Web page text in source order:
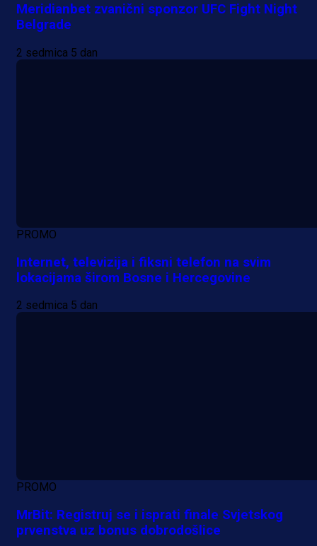
Meridianbet zvanični sponzor UFC Fight Night
Belgrade
2 sedmica 5 dan
PROMO
Internet, televizija i fiksni telefon na svim
lokacijama širom Bosne i Hercegovine
2 sedmica 5 dan
PROMO
MrBit: Registruj se i isprati finale Svjetskog
prvenstva uz bonus dobrodošlice